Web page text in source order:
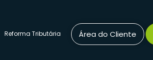
Reforma Tributária Área do Cliente